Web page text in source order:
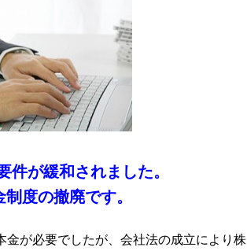
が緩和されました。
度の撤廃です。
金が必要でしたが、会社法の成立により株